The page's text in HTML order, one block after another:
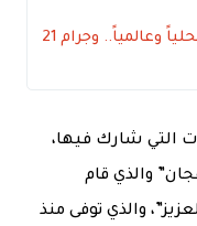
ارتفاع كبير في أسعار الذهب اليوم محلياً وعالمياً.. وجرام 21
التي شارك فيها،
والذي قام
والذي توفى منذ